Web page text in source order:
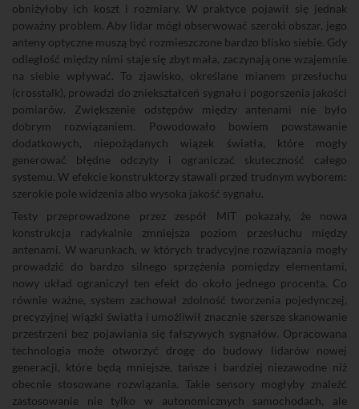
obniżyłoby ich koszt i rozmiary. W praktyce pojawił się jednak
poważny problem. Aby lidar mógł obserwować szeroki obszar, jego
anteny optyczne muszą być rozmieszczone bardzo blisko siebie. Gdy
odległość między nimi staje się zbyt mała, zaczynają one wzajemnie
na siebie wpływać. To zjawisko, określane mianem przesłuchu
(crosstalk), prowadzi do zniekształceń sygnału i pogorszenia jakości
pomiarów. Zwiększenie odstępów między antenami nie było
dobrym rozwiązaniem. Powodowało bowiem powstawanie
dodatkowych, niepożądanych wiązek światła, które mogły
generować błędne odczyty i ograniczać skuteczność całego
systemu. W efekcie konstruktorzy stawali przed trudnym wyborem:
szerokie pole widzenia albo wysoka jakość sygnału.
Testy przeprowadzone przez zespół MIT pokazały, że nowa
konstrukcja radykalnie zmniejsza poziom przesłuchu między
antenami. W warunkach, w których tradycyjne rozwiązania mogły
prowadzić do bardzo silnego sprzężenia pomiędzy elementami,
nowy układ ograniczył ten efekt do około jednego procenta. Co
równie ważne, system zachował zdolność tworzenia pojedynczej,
precyzyjnej wiązki światła i umożliwił znacznie szersze skanowanie
przestrzeni bez pojawiania się fałszywych sygnałów. Opracowana
technologia może otworzyć drogę do budowy lidarów nowej
generacji, które będą mniejsze, tańsze i bardziej niezawodne niż
obecnie stosowane rozwiązania. Takie sensory mogłyby znaleźć
zastosowanie nie tylko w autonomicznych samochodach, ale